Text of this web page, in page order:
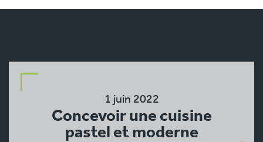
1 juin 2022
Concevoir une cuisine
pastel et moderne